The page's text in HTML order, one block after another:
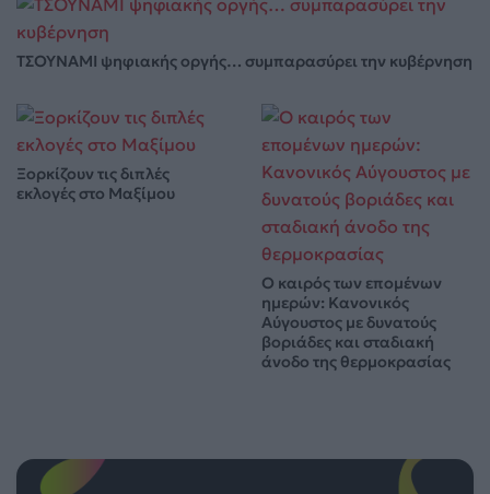
ΤΣΟΥΝΑΜΙ ψηφιακής οργής… συμπαρασύρει την κυβέρνηση
Ξορκίζουν τις διπλές
εκλογές στο Μαξίμου
Ο καιρός των επομένων
ημερών: Κανονικός
Αύγουστος με δυνατούς
βοριάδες και σταδιακή
άνοδο της θερμοκρασίας